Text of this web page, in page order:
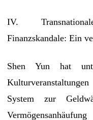
IV.
Finanzskandale: Ein
Shen Yun hat
System zur